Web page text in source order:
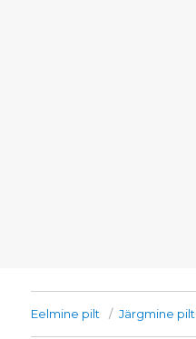
Eelmine pilt Järgmine pilt